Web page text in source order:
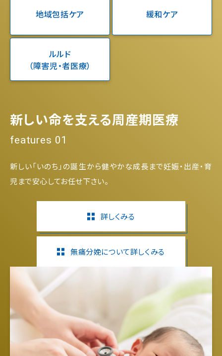
地域包括ケア 緩和ケア
ルルド
（障害児・者医療）
新しい命を支える周産期医療
features 01
新しい「いのち」の誕生から健やかな成長まで妊娠・出産・育
児まで安心してお任せ下さい。
詳しくみる
無痛分娩について詳しくみる